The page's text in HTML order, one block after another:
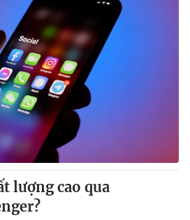
lượng cao qua